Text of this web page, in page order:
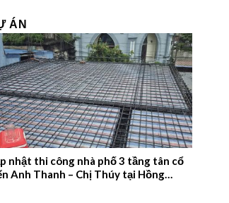
ÁN
nhật thi công nhà phố 3 tầng tân cổ
Anh Thanh – Chị Thúy tại Hồng